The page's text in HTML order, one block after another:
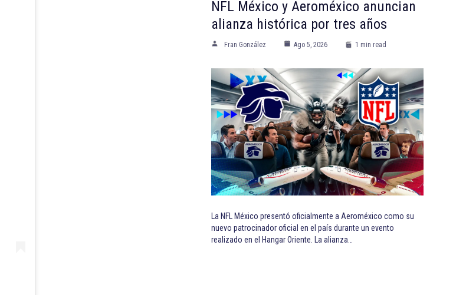
NFL México y Aeroméxico anuncian
alianza histórica por tres años
Fran González Ago 5, 2026 1 min read
La NFL México presentó oficialmente a Aeroméxico como su
nuevo patrocinador oficial en el país durante un evento
realizado en el Hangar Oriente. La alianza…